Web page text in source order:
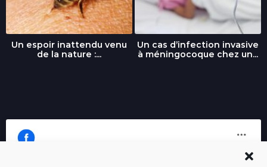
Un espoir inattendu venu
de la nature :...
Un cas d’infection invasive
à méningocoque chez un...